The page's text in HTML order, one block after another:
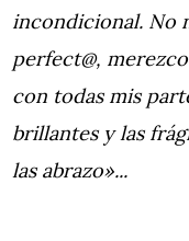
incondicional. No
perfect@,
con todas mis
brillantes y las
las abrazo»...